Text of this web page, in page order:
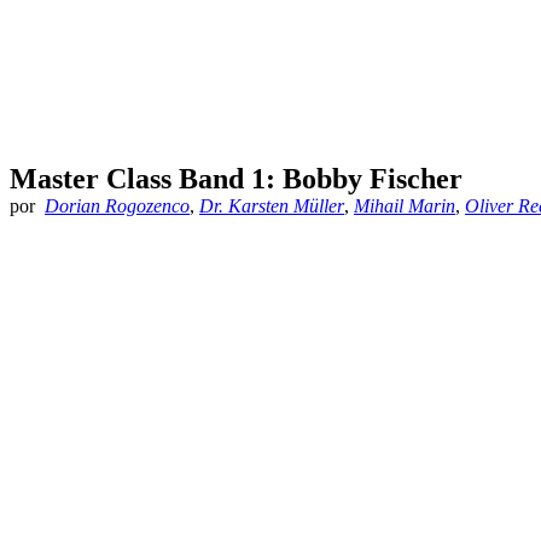
Master Class Band 1: Bobby Fischer
por Dorian Rogozenco, Dr. Karsten Müller, Mihail Marin, Oliver